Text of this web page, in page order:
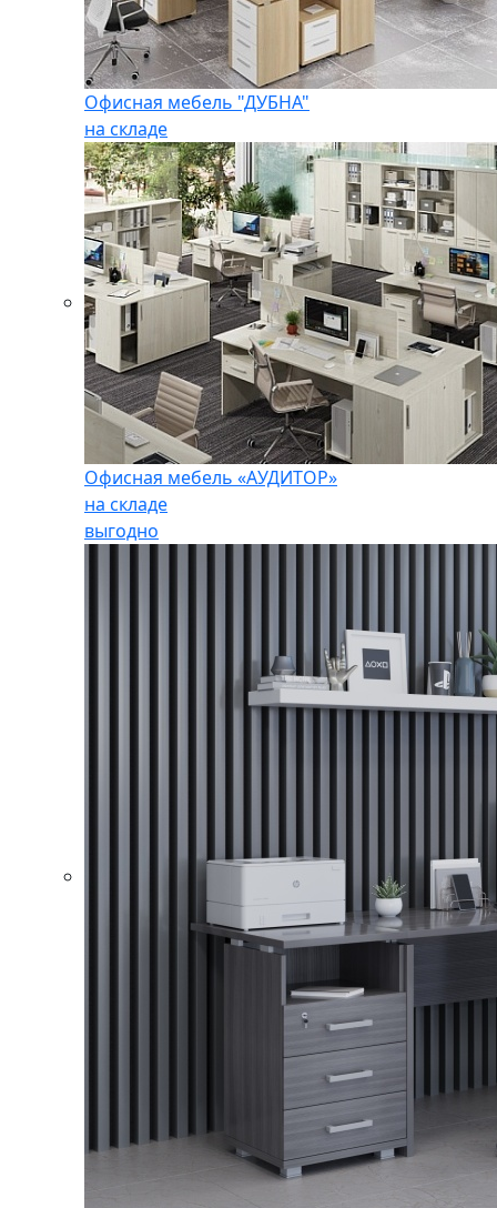
Офисная мебель "ДУБНА"
на складе
Офисная мебель «АУДИТОР»
на складе
выгодно